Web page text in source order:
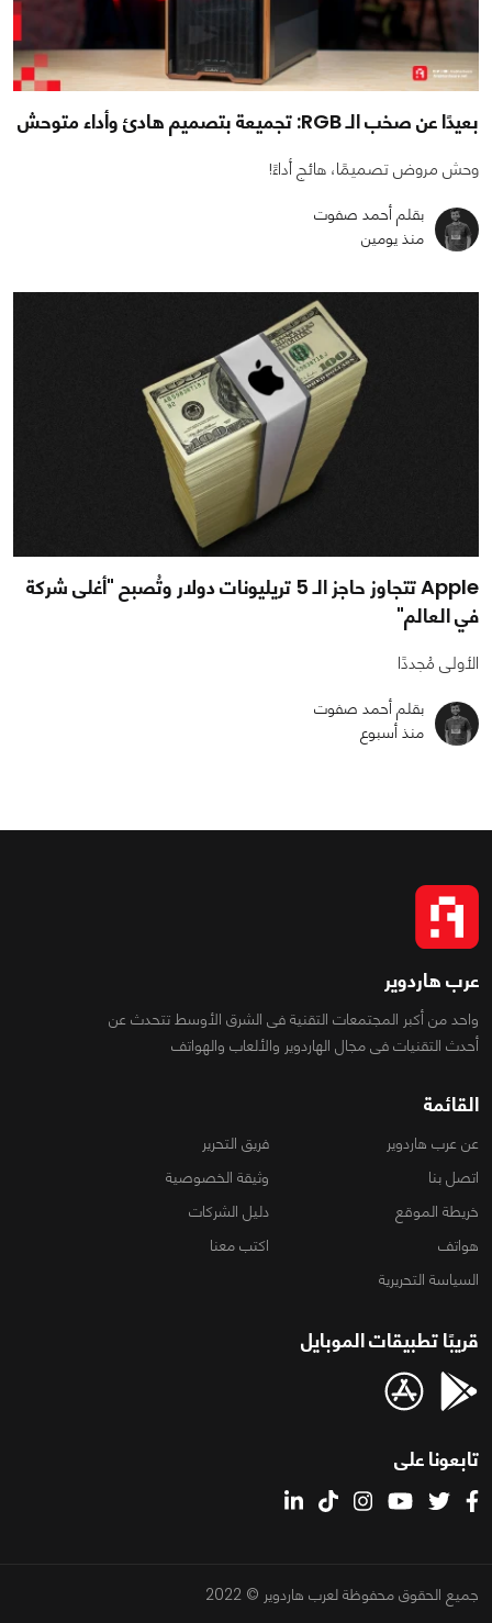
بعيدًا عن صخب الـ RGB: تجميعة بتصميم هادئ وأداء متوحش
وحش مروض تصميمًا، هائج أداءً!
بقلم أحمد صفوت
منذ يومين
Apple تتجاوز حاجز الـ 5 تريليونات دولار وتُصبح "أغلى شركة
في العالم"
الأولى مُجددًا
بقلم أحمد صفوت
منذ أسبوع
عرب هاردوير
واحد من أكبر المجتمعات التقنية فى الشرق الأوسط تتحدث عن
أحدث التقنيات فى مجال الهاردوير والألعاب والهواتف
القائمة
عن عرب هاردوير
فريق التحرير
اتصل بنا
وثيقة الخصوصية
خريطة الموقع
دليل الشركات
هواتف
اكتب معنا
السياسة التحريرية
قريبًا تطبيقات الموبايل
تابعونا على
جميع الحقوق محفوظة لعرب هاردوير © 2022